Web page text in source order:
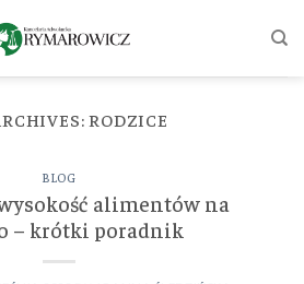
RODZICE
BLOG
alimentów na
– krótki poradnik